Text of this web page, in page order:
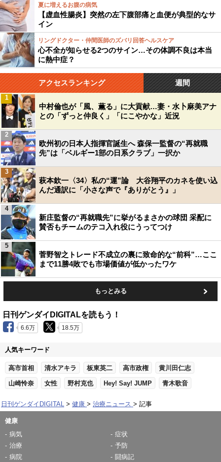
夏に増えるお腹の病気
【虚血性腸炎】突然の左下腹部痛と血便が典型的なサ
イン
リングドクター・仲間医師のズバリ回答ヘルスケア
心不全が知らせる2つのサイン…その体調不良は本当
に熱中症？
アクセスランキング 週間
中村倫也が「風、薫る」に大貢献…妻・水卜麻美アナ
との「ずっと仲良く」「にこやかな」近況
1
欧州初の日本人指揮官誕生へ 森保一監督の“再就職
先”は「ベルギー1部の日系クラブ」一択か
2
萩本欽一〈34〉私の“運”論 大谷翔平のカネを使い込
んだ通訳に「小さな声で『ありがとう』」
3
新庄監督の“再就職先”に挙がるまさかの球団 采配に
賛否もチームのテコ入れ役にうってつけ
4
菅野智之トレード不成立の裏に致命的な“前科”…ここ
まで11勝4敗でも市場価値が低かったワケ
5
もっとみる
日刊ゲンダイDIGITALを読もう！
6.6万 18.5万
人気キーワード
高市首相 清水アキラ 板東英二 高市政権 黄川田仁志
山崎怜奈 女性 野村克也 Hey! Say! JUMP 青木歌音
日刊ゲンダイDIGITAL 健康 治療ニュース 記事
健康
病気
症状
治療
予防
病院
闘病記